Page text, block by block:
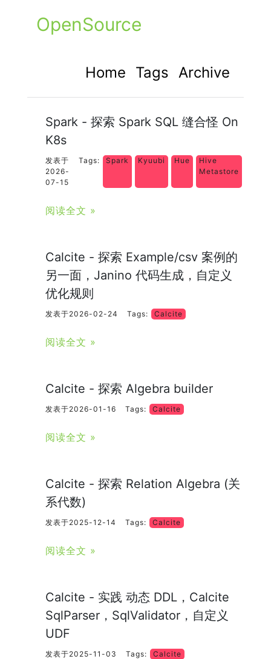
OpenSource
Home Tags Archive
Spark - 探索 Spark SQL 缝合怪 On
K8s
发表于
2026-
07-15
Tags: Spark Kyuubi Hue
Hive
Metastore
阅读全文 »
Calcite - 探索 Example/csv 案例的
另一面，Janino 代码生成，自定义
优化规则
发表于2026-02-24 Tags: Calcite
阅读全文 »
Calcite - 探索 Algebra builder
发表于2026-01-16 Tags: Calcite
阅读全文 »
Calcite - 探索 Relation Algebra (关
系代数)
发表于2025-12-14 Tags: Calcite
阅读全文 »
Calcite - 实践 动态 DDL，Calcite
SqlParser，SqlValidator，自定义
UDF
发表于2025-11-03 Tags: Calcite